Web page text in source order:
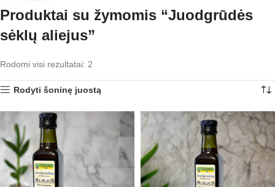
Produktai su žymomis “Juodgrūdės
sėklų aliejus”
Rodomi visi rezultatai: 2
Rodyti šoninę juostą